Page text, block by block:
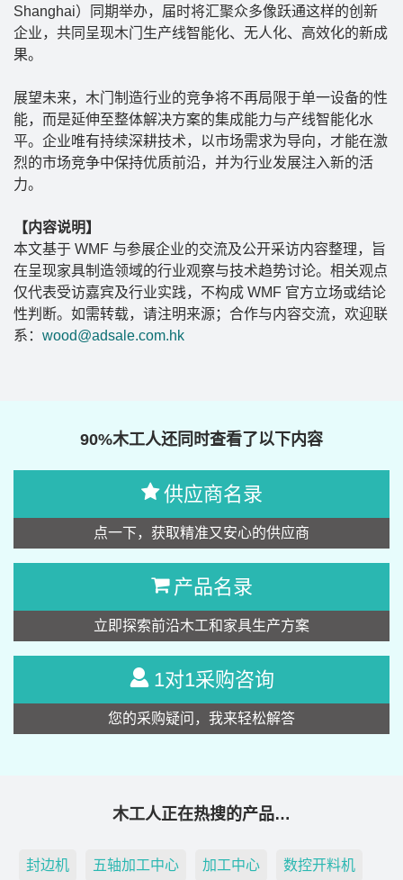
Shanghai）同期举办，届时将汇聚众多像跃通这样的创新
企业，共同呈现木门生产线智能化、无人化、高效化的新成
果。
展望未来，木门制造行业的竞争将不再局限于单一设备的性
能，而是延伸至整体解决方案的集成能力与产线智能化水
平。企业唯有持续深耕技术，以市场需求为导向，才能在激
烈的市场竞争中保持优质前沿，并为行业发展注入新的活
力。
【内容说明】
本文基于 WMF 与参展企业的交流及公开采访内容整理，旨
在呈现家具制造领域的行业观察与技术趋势讨论。相关观点
仅代表受访嘉宾及行业实践，不构成 WMF 官方立场或结论
性判断。如需转载，请注明来源；合作与内容交流，欢迎联
系： wood@adsale.com.hk
90%木工人还同时查看了以下内容
供应商名录
点一下，获取精准又安心的供应商
产品名录
立即探索前沿木工和家具生产方案
1对1采购咨询
您的采购疑问，我来轻松解答
木工人正在热搜的产品…
封边机 五轴加工中心 加工中心 数控开料机